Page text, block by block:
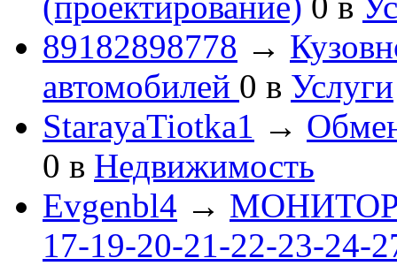
89182898778 →
автомобилей 0 в Услуги
StarayaTiotka1 →
0 в Недвижимость
Evgenbl4 → МОНИТОРЫ
17-19-20-21-22-23-24-